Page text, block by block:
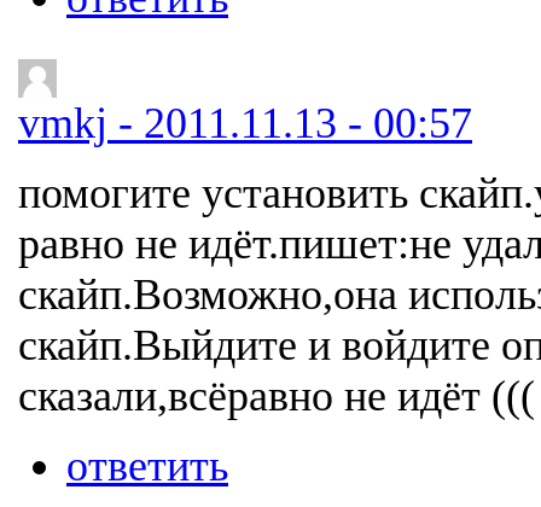
vmkj - 2011.11.13 - 00:57
помогите установить
равно не идёт.пишет:не
скайп.Возможно,она
скайп.Выйдите и войдите
сказали,всёравно не идёт (((
ответить